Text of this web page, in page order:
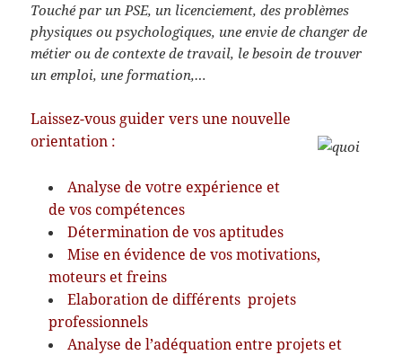
Touché par un PSE, un licenciement, des problèmes
physiques ou psychologiques, une envie de changer de
métier ou de contexte de travail, le besoin de trouver
un emploi, une formation,…
Laissez-vous guider vers une nouvelle
orientation :
Analyse de votre expérience et
de vos compétences
Détermination de vos aptitudes
Mise en évidence de vos motivations,
moteurs et freins
Elaboration de différents projets
professionnels
Analyse de l’adéquation entre projets et